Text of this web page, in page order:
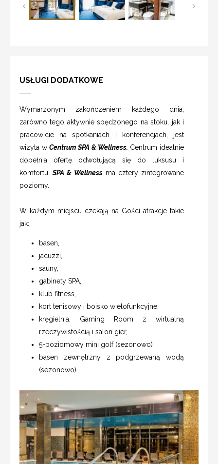
USŁUGI DODATKOWE
Wymarzonym zakończeniem każdego dnia,
zarówno tego aktywnie spędzonego na stoku, jak i
pracowicie na spotkaniach i konferencjach, jest
wizyta wCentrum SPA & Wellness. Centrum idealnie
dopełnia ofertę odwołującą się do luksusu i
komfortu.SPA & Wellnessma cztery zintegrowane
poziomy.
W każdym miejscu czekają na Gości atrakcje takie
jak:
basen,
jacuzzi,
sauny,
gabinety SPA,
klub fitness,
kort tenisowy i boisko wielofunkcyjne,
kręgielnia, Gaming Room z wirtualną
rzeczywistością i salon gier,
5-poziomowy mini golf (sezonowo)
basen zewnętrzny z podgrzewaną wodą
(sezonowo)